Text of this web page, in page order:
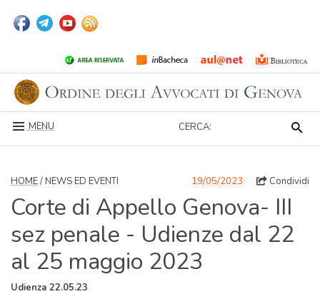
MENU CERCA:
HOME/ NEWS ED EVENTI 19/05/2023 Condividi
Corte di Appello Genova- III
sez penale - Udienze dal 22
al 25 maggio 2023
Udienza 22.05.23